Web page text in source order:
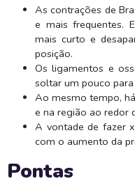
As contrações de
e mais frequentes.
mais curto e
posição.
Os ligamentos e
soltar um pouco
Ao mesmo tempo,
e na região ao redor
A vontade de fazer
com o aumento da
Pontas